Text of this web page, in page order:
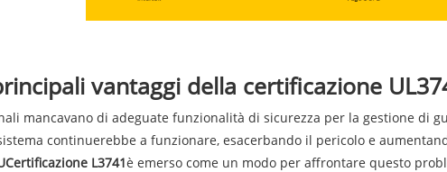
vantaggi della certificazione
mancavano di adeguate funzionalità di sicurezza per la gestione di
continuerebbe a funzionare, esacerbando il pericolo e
Certificazione L3741è emerso come un modo per affrontare questo